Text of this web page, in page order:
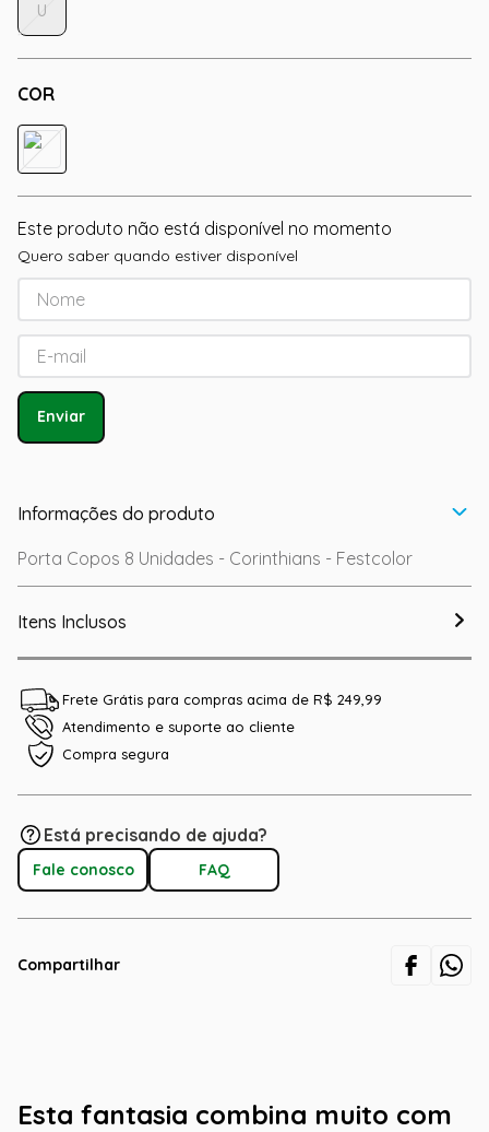
COR
U
Este produto não está disponível no momento
Quero saber quando estiver disponível
Enviar
Informações do produto
Porta Copos 8 Unidades - Corinthians - Festcolor
Itens Inclusos
Frete Grátis para compras acima de R$ 249,99
Atendimento e suporte ao cliente
Compra segura
Está precisando de ajuda?
Fale conosco FAQ
Compartilhar
Esta fantasia combina muito com